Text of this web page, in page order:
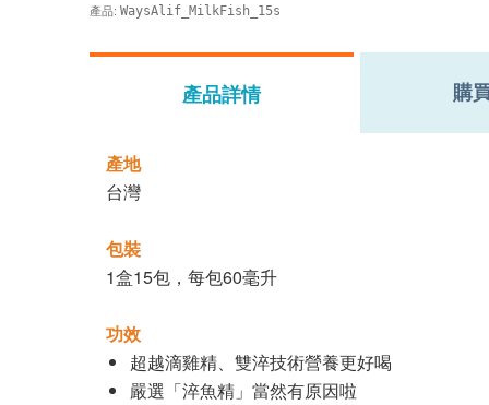
產品: WaysAlif_MilkFish_15s
產品詳情 購
產地
台灣
包裝
1盒15包，每包60毫升
功效
超越滴雞精、雙淬技術營養更好喝
嚴選「淬魚精」當然有原因啦